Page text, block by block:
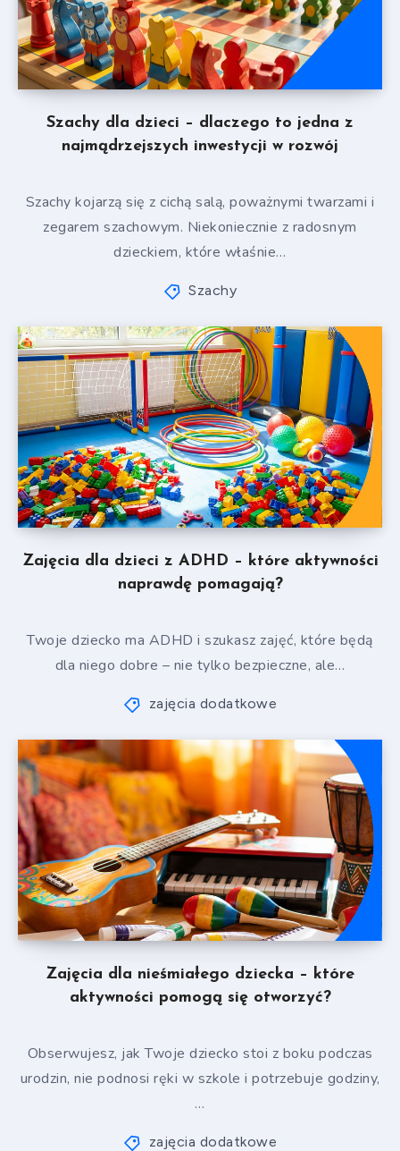
Szachy dla dzieci – dlaczego to jedna z
najmądrzejszych inwestycji w rozwój
Szachy kojarzą się z cichą salą, poważnymi twarzami i
zegarem szachowym. Niekoniecznie z radosnym
dzieckiem, które właśnie…
Szachy
Zajęcia dla dzieci z ADHD – które aktywności
naprawdę pomagają?
Twoje dziecko ma ADHD i szukasz zajęć, które będą
dla niego dobre – nie tylko bezpieczne, ale…
zajęcia dodatkowe
Zajęcia dla nieśmiałego dziecka – które
aktywności pomogą się otworzyć?
Obserwujesz, jak Twoje dziecko stoi z boku podczas
urodzin, nie podnosi ręki w szkole i potrzebuje godziny,
…
zajęcia dodatkowe